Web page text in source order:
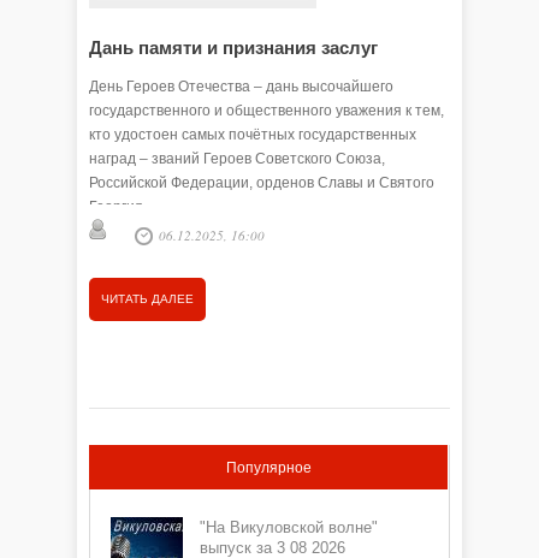
Дань памяти и признания заслуг
День Героев Отечества – дань высочайшего
государственного и общественного уважения к тем,
кто удостоен самых почётных государственных
наград – званий Героев Советского Союза,
Российской Федерации, орденов Славы и Святого
Георгия.
06.12.2025, 16:00
ЧИТАТЬ ДАЛЕЕ
Популярное
"На Викуловской волне"
выпуск за 3 08 2026